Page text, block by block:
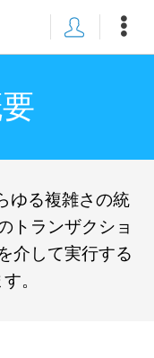
ゆる複雑さの統
トランザクショ
介して実行する
。